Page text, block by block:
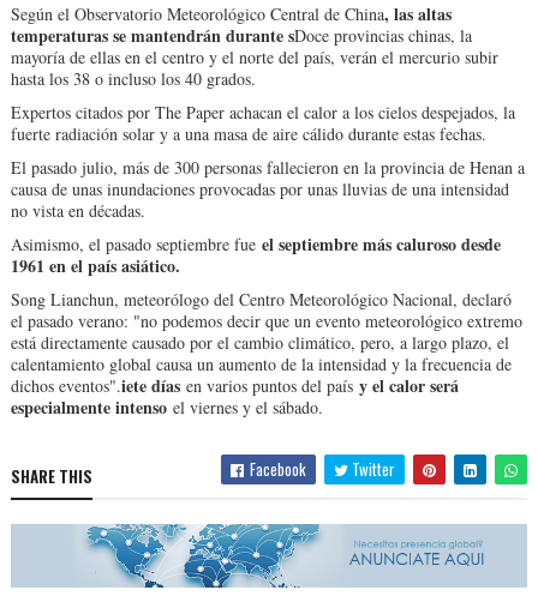
Según el Observatorio Meteorológico Central de China, las altas
temperaturas se mantendrán durante sDoce provincias chinas, la
mayoría de ellas en el centro y el norte del país, verán el mercurio subir
hasta los 38 o incluso los 40 grados.
Expertos citados por The Paper achacan el calor a los cielos despejados, la
fuerte radiación solar y a una masa de aire cálido durante estas fechas.
El pasado julio, más de 300 personas fallecieron en la provincia de Henan a
causa de unas inundaciones provocadas por unas lluvias de una intensidad
no vista en décadas.
Asimismo, el pasado septiembre fue el septiembre más caluroso desde
1961 en el país asiático.
Song Lianchun, meteorólogo del Centro Meteorológico Nacional, declaró
el pasado verano: "no podemos decir que un evento meteorológico extremo
está directamente causado por el cambio climático, pero, a largo plazo, el
calentamiento global causa un aumento de la intensidad y la frecuencia de
dichos eventos".iete díasen varios puntos del país y el calor será
especialmente intensoel viernes y el sábado.
SHARE THIS Facebook Twitter